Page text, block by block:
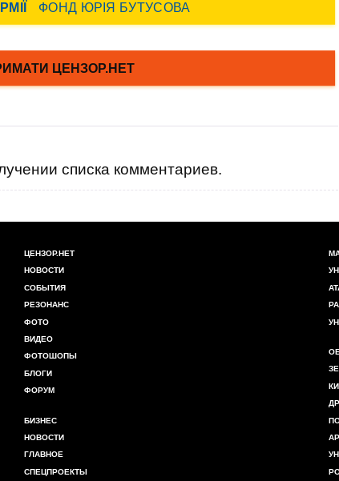
списка комментариев.
ЦЕНЗОР.НЕТ
НОВОСТИ
СОБЫТИЯ
РЕЗОНАНС
ФОТО
ВИДЕО
ФОТОШОПЫ
БЛОГИ
ФОРУМ
БИЗНЕС
НОВОСТИ
ГЛАВНОЕ
СПЕЦПРОЕКТЫ